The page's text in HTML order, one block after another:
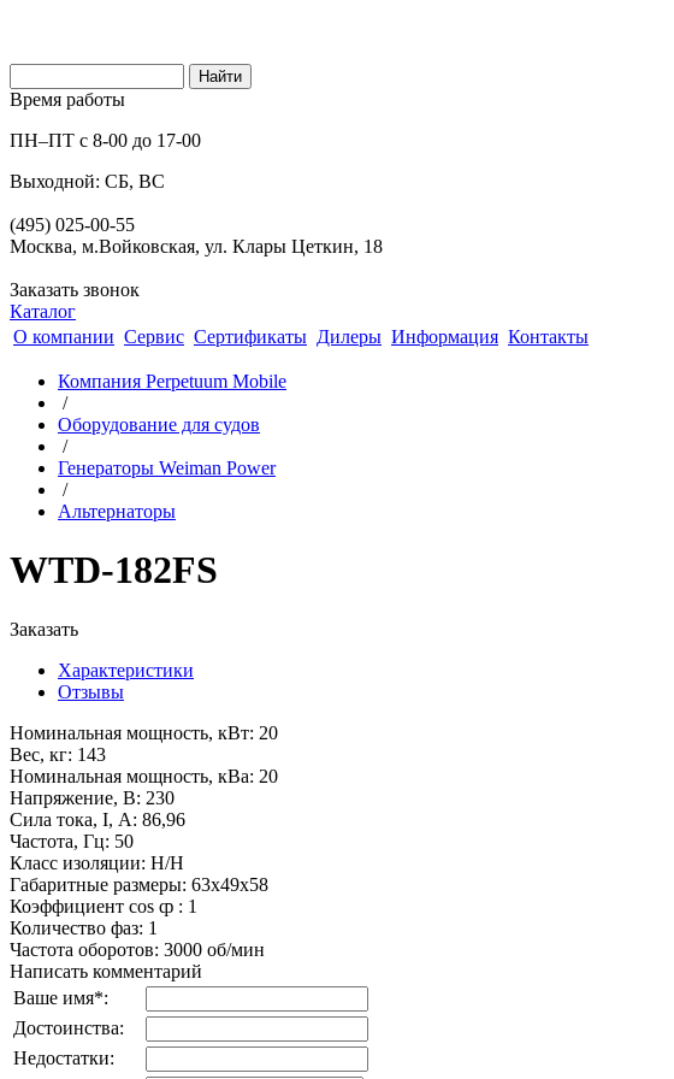
Время работы
ПН–ПТ с 8-00 до 17-00
Выходной: СБ, ВС
(495) 025-00-55
Москва, м.Войковская, ул. Клары Цеткин, 18
Заказать звонок
Каталог
О компании Сервис Сертификаты Дилеры Информация Контакты
Компания Perpetuum Mobile
/
Оборудование для судов
/
Генераторы Weiman Power
/
Альтернаторы
WTD-182FS
Заказать
Характеристики
Отзывы
Номинальная мощность, кВт: 20
Вес, кг: 143
Номинальная мощность, кВа: 20
Напряжение, В: 230
Сила тока, I, А: 86,96
Частота, Гц: 50
Класс изоляции: H/H
Габаритные размеры: 63x49x58
Коэффициент cos ȹ : 1
Количество фаз: 1
Частота оборотов: 3000 об/мин
Написать комментарий
Ваше имя*:
Достоинства:
Недостатки: